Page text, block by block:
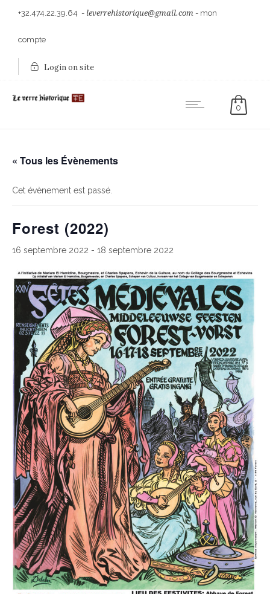
+32.474.22.39.64 - leverrehistorique@gmail.com - mon
compte
Login on site
0
« Tous les Évènements
Cet évènement est passé.
Forest (2022)
16 septembre 2022 - 18 septembre 2022